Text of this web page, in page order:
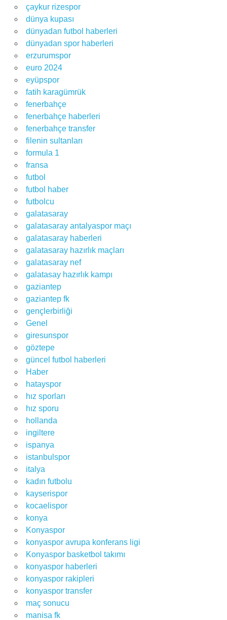
çaykur rizespor
dünya kupası
dünyadan futbol haberleri
dünyadan spor haberleri
erzurumspor
euro 2024
eyüpspor
fatih karagümrük
fenerbahçe
fenerbahçe haberleri
fenerbahçe transfer
filenin sultanları
formula 1
fransa
futbol
futbol haber
futbolcu
galatasaray
galatasaray antalyaspor maçı
galatasaray haberleri
galatasaray hazırlık maçları
galatasaray nef
galatasay hazırlık kampı
gaziantep
gaziantep fk
gençlerbirliği
Genel
giresunspor
göztepe
güncel futbol haberleri
Haber
hatayspor
hız sporları
hız sporu
hollanda
ingiltere
ispanya
istanbulspor
italya
kadın futbolu
kayserispor
kocaelispor
konya
Konyaspor
konyaspor avrupa konferans ligi
Konyaspor basketbol takımı
konyaspor haberleri
konyaspor rakipleri
konyaspor transfer
maç sonucu
manisa fk